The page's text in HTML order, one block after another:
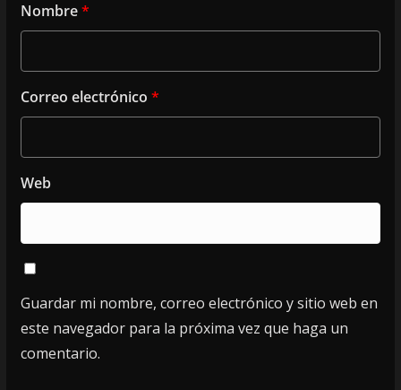
Nombre*
Correo electrónico *
Web
Guardar mi nombre, correo electrónico y sitio web en
este navegador para la próxima vez que haga un
comentario.